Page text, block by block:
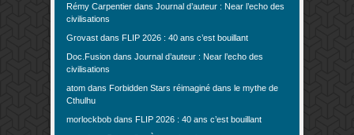
Rémy Carpentier dans Journal d’auteur : Near l’echo des
civilisations
Grovast dans FLIP 2026 : 40 ans c’est bouillant
Doc.Fusion dans Journal d’auteur : Near l’echo des
civilisations
atom dans Forbidden Stars réimaginé dans le mythe de
Cthulhu
morlockbob dans FLIP 2026 : 40 ans c’est bouillant